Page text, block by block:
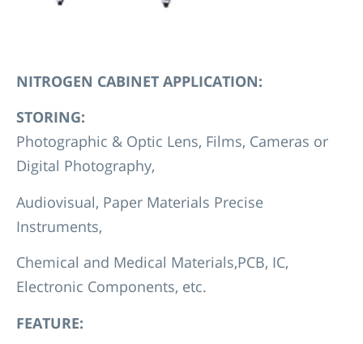
NITROGEN CABINET APPLICATION:
STORING:
Photographic & Optic Lens, Films, Cameras or
Digital Photography,
Audiovisual, Paper Materials Precise
Instruments,
Chemical and Medical Materials,PCB, IC,
Electronic Components, etc.
FEATURE: